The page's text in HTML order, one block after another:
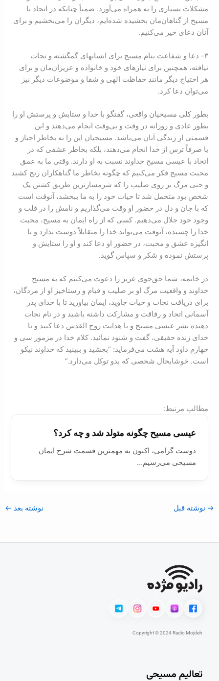
مشکلات بسياری را به همراه می‌آورد. ضمناً چنانکه در اتحاد با
مسيح از گناهان‌‌مان بخشيده شده‌ايم، ديگران را می‌بخشيم و برای
آنان دعای خير می‌کنيم.
٣- دعا و شفاعت بنام مسيح برای انسانهای گمگشته و نجات
نيافته، همچنين برای نيازهای‌ خود و خانواده و عزيزان‌مان و برای
هر احتياج ديگر مانند حفاظت الهی و شفا و موضوعات ديگر نيز
می‌توان دعا کرد.
بطور کلی مسيحيان واقعی، گفتگو با خدا و ستايش و پرستش او را
بطور عادی و روزانه در وقت و بی‌وقت انجام می‌دهند و اين
قسمتی از زندگی آنان می‌باشد. مسيحيان اين را نه بخاطر اجبار و
يا صرفاً ترس از خدا انجام می‌دهند، بلکه بخاطر عشقی که در
اتحاد با عيسی مسيح خداوند نسبت به او دارند. وقتی ما به عمق
محبت مسيح فکر می‌کنيم که چگونه بخاطر ما گناهکاران رنج کشيد
و حتی مرگ بر روی صليب را که شرمسارترين طريق کشتن يک
شخص بود متحمل شد تا حيات خود را به ما ببخشد، آنوقت است
که با جان و دل در حضور او وقت می‌گذاريم و نامش را در قلب و
وجود خود جلال می‌دهيم. کسی که از راه ايمان به مسيح، محبت
خدا را چشيده، آنوقت می‌تواند خدا را متقابلاً دوست بدارد و با
انگيزه عشق و محبت، در حضور او دعا کند و او را ستايش و
پرستش نموده و شکر و سپاس گويد.
در خاتمه، شما حق‌جوی عزيز را دعوت می‌کنيم که به مسيح
خداوند و واقعيت مرگ او بر صليب و قيام و رستاخيز او از مردگان،
برای دريافت نجات و حيات جاويد، ايمان بياوريد تا با خدای پدر
آسمانی اتحاد و رفاقت و مشارکت داشته باشيد و در نام نجات
دهنده بشر عيسی مسيح و با هدايت روح القدس دعا کنيد و با
خدای زنده حقيقی، گفت و شنود نمائيد. کلام خدا در مزمور سی و
چهارم داود آيه هشت می‌فرمايد: “بچشيد و ببينيد که خداوند نيکو
است. خوشابحال شخصی که بدو توکل می‌دارد.”
:مطالب مرتبط
عیسی مسیح چگونه متولد شد و چه کرد؟
دوست گرامی، اکنون به مهمترین قسمت شرح ایمان
مسیحی می‌رسیم…
→ نوشته قبل نوشته بعد ←
Copyright © 2024 Radio Mojdeh
تعالیم مسیحی